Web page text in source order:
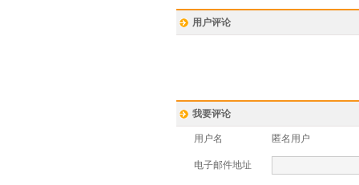
用户评论
我要评论
用户名 匿名用户
电子邮件地址